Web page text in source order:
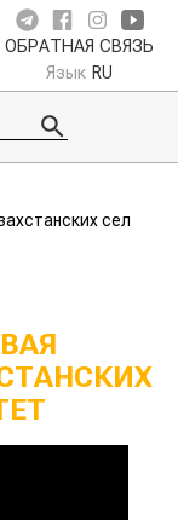
ОБРАТНАЯ СВЯЗЬ
Язык RU
сел